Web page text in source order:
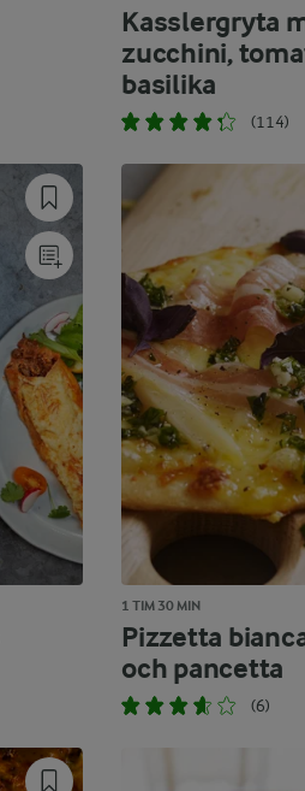
Kasslergryta
zucchini,
basilika
(114)
1 TIM 30 MIN
Pizzetta
och pancetta
(6)